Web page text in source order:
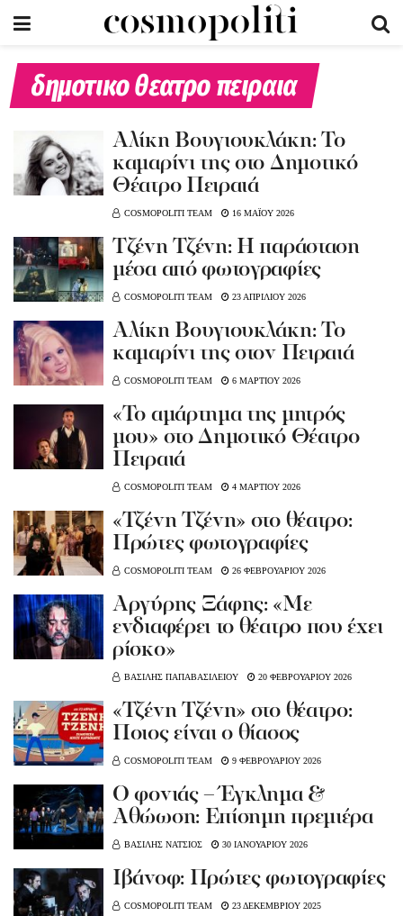
δημοτικο θεατρο πειραια
Αλίκη Βουγιουκλάκη: Το
καμαρίνι της στο Δημοτικό
Θέατρο Πειραιά
COSMOPOLITI TEAM 16 ΜΑΪΟΥ 2026
Tζένη Τζένη: Η παράσταση
μέσα από φωτογραφίες
COSMOPOLITI TEAM 23 ΑΠΡΙΛΙΟΥ 2026
Αλίκη Βουγιουκλάκη: Το
καμαρίνι της στον Πειραιά
COSMOPOLITI TEAM 6 ΜΑΡΤΙΟΥ 2026
«Το αμάρτημα της μητρός
μου» στο Δημοτικό Θέατρο
Πειραιά
COSMOPOLITI TEAM 4 ΜΑΡΤΙΟΥ 2026
«Τζένη Τζένη» στο θέατρο:
Πρώτες φωτογραφίες
COSMOPOLITI TEAM 26 ΦΕΒΡΟΥΑΡΙΟΥ 2026
Αργύρης Ξάφης: «Με
ενδιαφέρει το θέατρο που έχει
ρίσκο»
ΒΑΣΙΛΗΣ ΠΑΠΑΒΑΣΙΛΕΙΟΥ 20 ΦΕΒΡΟΥΑΡΙΟΥ 2026
«Τζένη Τζένη» στο θέατρο:
Ποιος είναι ο θίασος
COSMOPOLITI TEAM 9 ΦΕΒΡΟΥΑΡΙΟΥ 2026
Ο φονιάς – Έγκλημα &
Αθώωση: Επίσημη πρεμιέρα
ΒΑΣΙΛΗΣ ΝΑΤΣΙΟΣ 30 ΙΑΝΟΥΑΡΙΟΥ 2026
Ιβάνοφ: Πρώτες φωτογραφίες
COSMOPOLITI TEAM 23 ΔΕΚΕΜΒΡΙΟΥ 2025